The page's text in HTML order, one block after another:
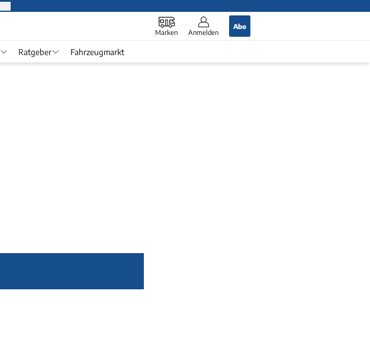
Marken Anmelden
Abo
Ratgeber Fahrzeugmarkt